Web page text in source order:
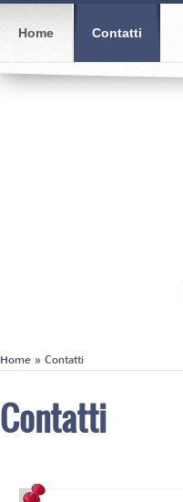
Home Contatti
Home » Contatti
Contatti